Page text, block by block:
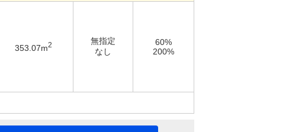
353.07m2
無指定
なし
60%
200%